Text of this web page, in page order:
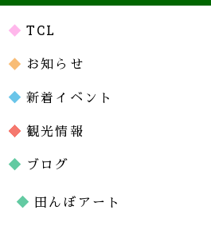
TCL
お知らせ
新着イベント
観光情報
ブログ
田んぼアート